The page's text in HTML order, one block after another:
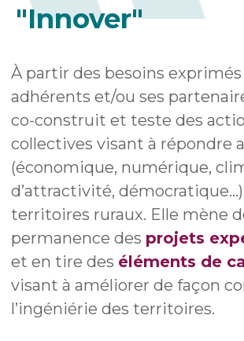
"Innover"
À partir des besoins exprimés
adhérents et/ou ses
co-construit et teste des
collectives visant à répondre
(économique, numérique,
d’attractivité,
territoires ruraux. Elle mène
permanence des projets
et en tire des éléments de
visant à améliorer de façon
l’ingéniérie des territoires.